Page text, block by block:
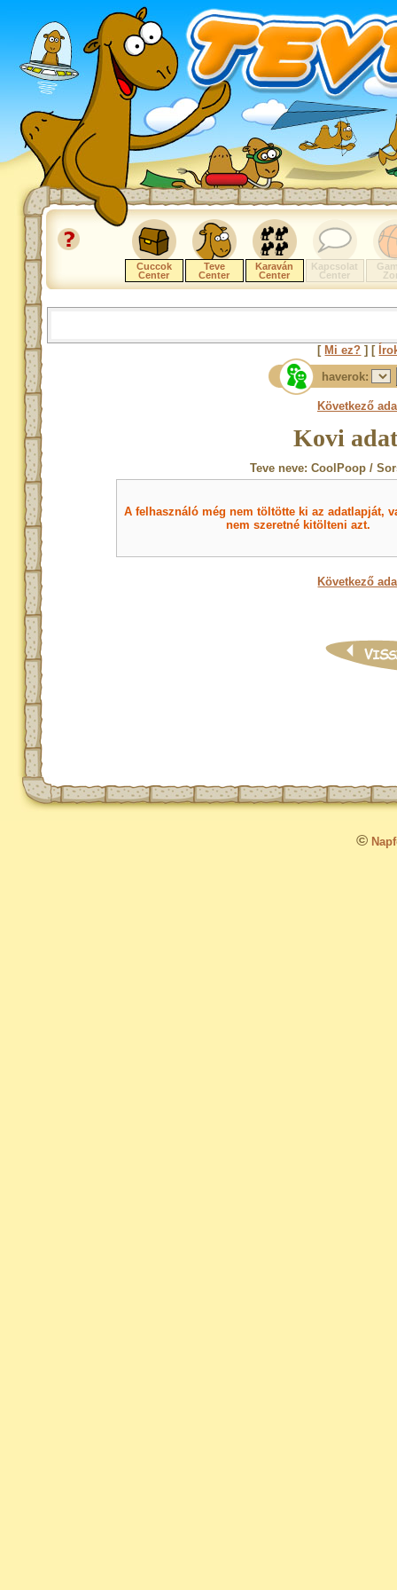
Cuccok
Center
Teve
Center
Karaván
Center
Kapcsolat
Center
[ Mi ez? ] [
haverok:
Következő
Kovi
Teve neve: CoolPoop /
A felhasználó még nem töltötte ki az adatlapját,
nem szeretné kitölteni azt.
Következő
©